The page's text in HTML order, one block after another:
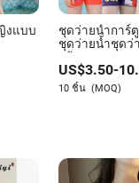
ตสาหกรรมแฟชั่นก็
ด้แสดงให้เห็นว่ามัน
ๆ สามารถคาด
กดันที่เกิดขึ้นในปี
ดเลือกนักแสดงที่
งแบบ
ชุดว่ายน้ำการ์
ชุดว่ายน้ำชุดว่
พร้อมหมวก
US$3.50-
10 ชิ้น (MOQ)